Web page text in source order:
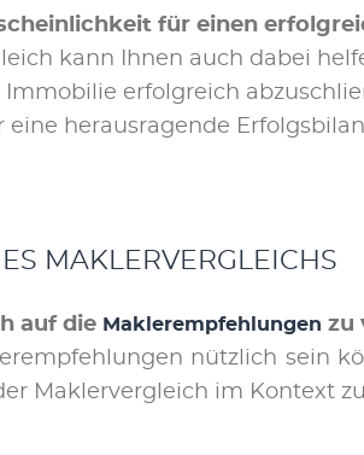
für ei­nen
kann Ih­nen auch da­bei
Im­mo­bi­lie er­folg­reich
ei­ne her­aus­ra­gen­de
MAK­LER­VER­GLEICHS
auf die Mak­ler­emp­feh­lun­gen zu
nütz­lich sein
Mak­ler­ver­gleich im Kon­text